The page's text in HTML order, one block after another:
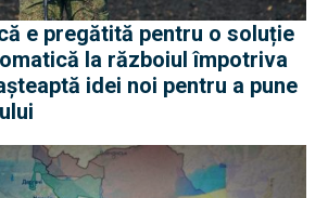
e pregătită pentru o soluție
la războiul împotriva
idei noi pentru a pune